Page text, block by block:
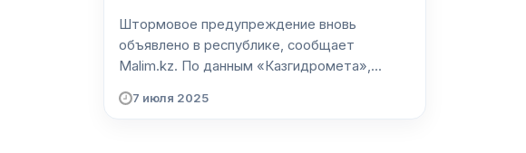
Штормовое предупреждение вновь
объявлено в республике, сообщает
Malim.kz. По данным «Казгидромета»,...
7 июля 2025